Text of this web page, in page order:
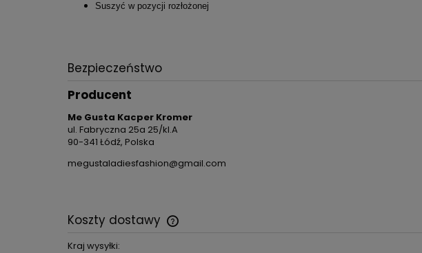
Suszyć w pozycji rozłożonej
Bezpieczeństwo
Producent
Me Gusta Kacper Kromer
ul. Fabryczna 25a 25/kl.A
90-341 Łódź, Polska
megustaladiesfashion@gmail.com
Koszty dostawy
Kraj wysyłki: